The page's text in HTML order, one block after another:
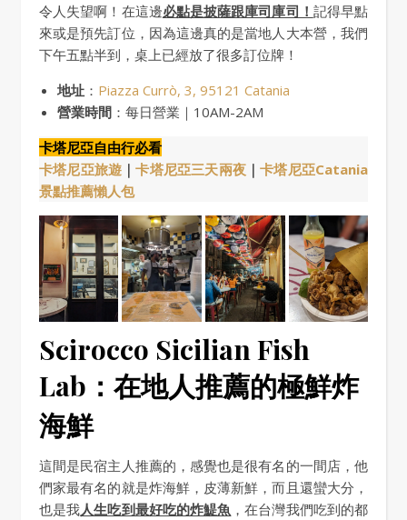
令人失望啊！在這邊必點是披薩跟庫司庫司！ 記得早點
來或是預先訂位，因為這邊真的是當地人大本營，我們
下午五點半到，桌上已經放了很多訂位牌！
地址 ： Piazza Currò, 3, 95121 Catania
營業時間 ：每日營業｜10AM-2AM
卡塔尼亞自由行必看
卡塔尼亞旅遊 ｜卡塔尼亞三天兩夜 ｜卡塔尼亞Catania
景點推薦懶人包
Scirocco Sicilian Fish
Lab：在地人推薦的極鮮炸
海鮮
這間是民宿主人推薦的，感覺也是很有名的一間店，他
們家最有名的就是炸海鮮，皮薄新鮮，而且還蠻大分，
也是我人生吃到最好吃的炸鯷魚 ，在台灣我們吃到的都